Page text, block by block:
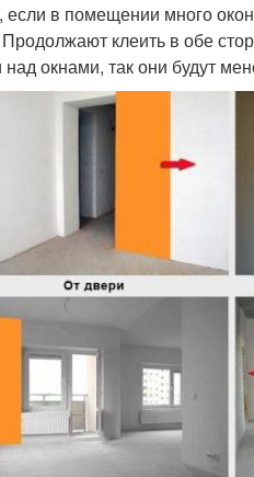
если в помещении много
клеить в обе
окнами, так они будут